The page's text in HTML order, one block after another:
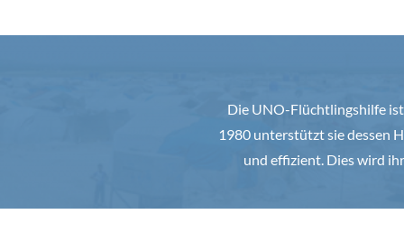
Die UNO-Flüchtlingshilfe
1980 unterstützt sie dessen
und effizient. Dies wird